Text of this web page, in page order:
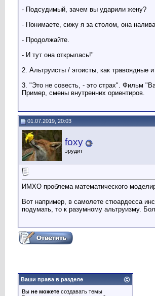
- Подсудимый, зачем вы ударили жену?
- Понимаете, сижу я за столом, она
- Продолжайте.
- И тут она открылась!"
2. Альтруисты / эгоисты, как травоядные
3. "Это не совесть, - это страх". Фильм
Пример, смены внутренних ориентиров.
01.07.2019, 20:03
foxy
эрудит
ИМХО проблема математического
Вот например, в самолете стюардесса
подумать, то к разумному альтруизму.
Ваши права в разделе
Вы не можете создавать темы